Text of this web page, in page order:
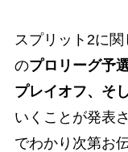
スプリット2に
のプロリーグ予
プレイオフ、そ
いくことが発表
でわかり次第お